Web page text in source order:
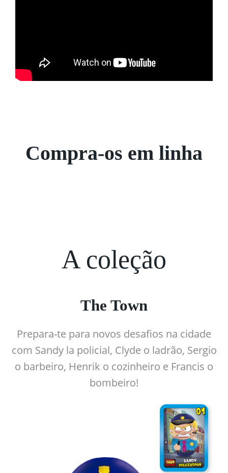
Compra-os em linha
A coleção
The Town
Prepara-te para novos desafios na cidade
com Sandy la policial, Clyde o ladrão, Sergio
o barbeiro, Henrik o cozinheiro e Francis o
bombeiro!